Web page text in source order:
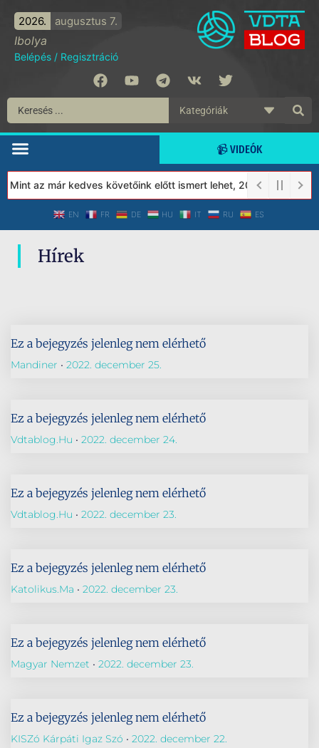
2026. augusztus 7.
Ibolya
Belépés / Regisztráció
📹 VIDEÓK
az már kedves követőink előtt ismert lehet, 2023-tól a
EN FR DE HU IT RU ES
Hírek
Ez a bejegyzés jelenleg nem elérhető
Mandiner 2022. december 25.
Ez a bejegyzés jelenleg nem elérhető
Vdtablog.hu 2022. december 24.
Ez a bejegyzés jelenleg nem elérhető
Vdtablog.hu 2022. december 23.
Ez a bejegyzés jelenleg nem elérhető
Katolikus.ma 2022. december 23.
Ez a bejegyzés jelenleg nem elérhető
Magyar Nemzet 2022. december 23.
Ez a bejegyzés jelenleg nem elérhető
KISZó Kárpáti Igaz Szó 2022. december 22.